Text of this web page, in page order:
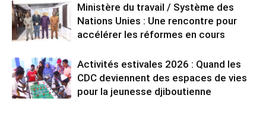
Ministère du travail / Système des
Nations Unies : Une rencontre pour
accélérer les réformes en cours
Activités estivales 2026 : Quand les
CDC deviennent des espaces de vies
pour la jeunesse djiboutienne